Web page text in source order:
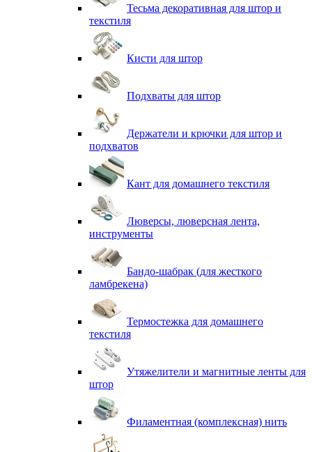
Тесьма декоративная для штор и
текстиля
Кисти для штор
Подхваты для штор
Держатели и крючки для штор и
подхватов
Кант для домашнего текстиля
Люверсы, люверсная лента,
инструменты
Бандо-шабрак (для жесткого
ламбрекена)
Термостежка для домашнего
текстиля
Утяжелители и магнитные ленты для
штор
Филаментная (комплексная) нить